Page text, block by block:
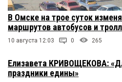
В Омске на трое суток
маршрутов автобусов и
10 августа 12:03 0 265
Елизавета КРИВОЩЕКОВА:
праздники едины»